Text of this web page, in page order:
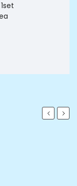
Previous
Next